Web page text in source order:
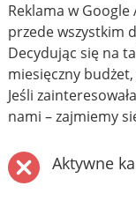
Reklama w
przede wszystkim
Decydując się na
miesięczny
Jeśli
nami – zajmiemy
Aktywne